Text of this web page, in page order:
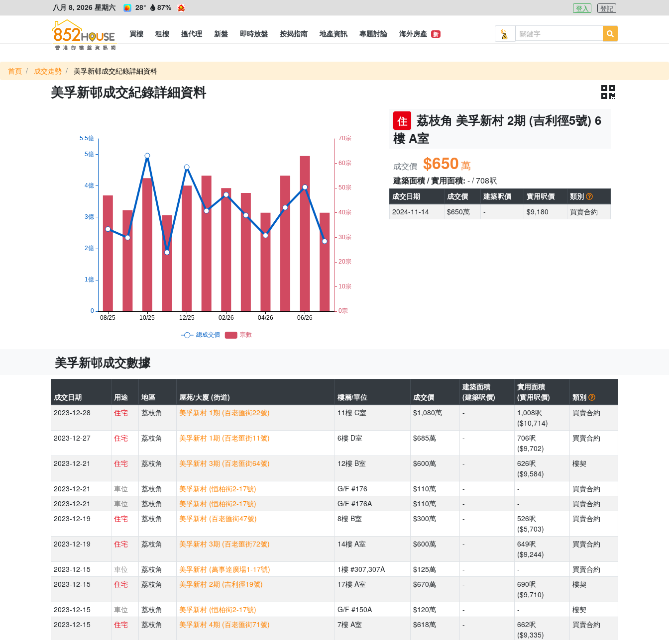
八月 8, 2026 星期六 28° 87% 登入 登記
買樓 租樓 搵代理 新盤 即時放盤 按揭指南 地產資訊 專題討論 海外房產 新
首頁 成交走勢 美孚新邨成交紀錄詳細資料
美孚新邨成交紀錄詳細資料
住
荔枝角 美孚新村 2期 (吉利徑5號) 6
樓 A室
成交價 $650萬
建築面積 / 實用面積: - / 708呎
成交日期 成交價 建築呎價 實用呎價
類別
2024-11-14
$650萬 - $9,180 買賣合約
美孚新邨成交數據
成交日期 用途 地區 屋苑/大廈 (街道) 樓層/單位 成交價
建築面積
(建築呎價)
實用面積
(實用呎價)
類別
2023-12-28
住宅 荔枝角 美孚新村 1期 (百老匯街22號) 11樓 C室 $1,080萬 -
1,008呎
($10,714)
買賣合約
2023-12-27 住宅 荔枝角 美孚新村 1期 (百老匯街11號) 6樓 D室 $685萬 -
706呎
($9,702)
買賣合約
2023-12-21 住宅 荔枝角 美孚新村 3期 (百老匯街64號) 12樓 B室 $600萬 -
626呎
($9,584)
樓契
2023-12-21 車位 荔枝角 美孚新村 (恒柏街2-17號) G/F #176 $110萬 - -
買賣合約
2023-12-21
車位 荔枝角 美孚新村 (恒柏街2-17號) G/F #176A $110萬 - -
買賣合約
2023-12-19
住宅 荔枝角 美孚新村 (百老匯街47號) 8樓 B室 $300萬 -
526呎
($5,703)
買賣合約
2023-12-19 住宅 荔枝角 美孚新村 3期 (百老匯街72號) 14樓 A室 $600萬 -
649呎
($9,244)
買賣合約
2023-12-15 車位 荔枝角 美孚新村 (萬事達廣場1-17號) 1樓 #307,307A $125萬 - -
買賣合約
2023-12-15
住宅 荔枝角 美孚新村 2期 (吉利徑19號) 17樓 A室 $670萬 -
690呎
($9,710)
樓契
2023-12-15 車位 荔枝角 美孚新村 (恒柏街2-17號) G/F #150A $120萬 - -
樓契
2023-12-15
住宅 荔枝角 美孚新村 4期 (百老匯街71號) 7樓 A室 $618萬 -
662呎
($9,335)
買賣合約